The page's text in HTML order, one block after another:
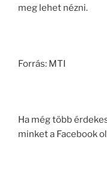
meg lehet nézni.
Forrás: MTI
Ha még több
minket a Facebook